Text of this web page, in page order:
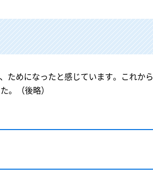
ためになったと感じています。これから
。（後略）